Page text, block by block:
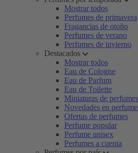
Mostrar todos
Perfumes de primavera
Fragancias de otoño
Perfumes de verano
Perfumes de invierno
Destacados
Mostrar todos
Eau de Cologne
Eau de Parfum
Eau de Toilette
Miniaturas de perfumes
Novedades en
Ofertas de perfumes
Perfume popular
Perfume unisex
Perfumes a cuenta